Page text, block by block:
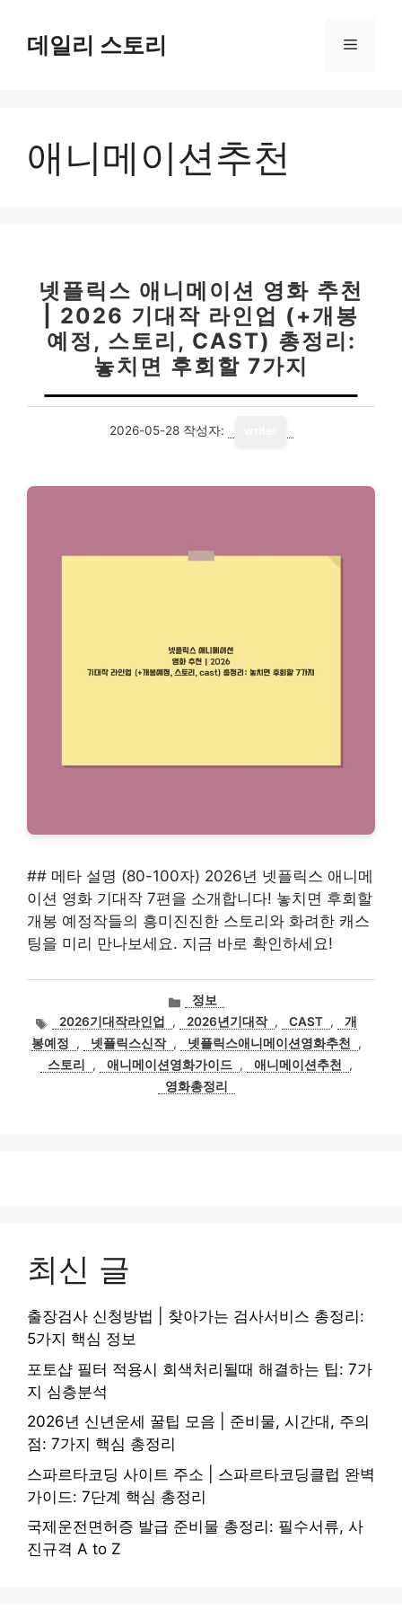
데일리 스토리 메
애니메이션추천
넷플릭스 애니메이션 영화 추천
| 2026 기대작 라인업 (+개봉
예정, 스토리, CAST) 총정리:
놓치면 후회할 7가지
2026-05-28 작성자:
## 메타 설명 (80-100자) 2026년 넷플릭스 애니메
이션 영화 기대작 7편을 소개합니다! 놓치면 후회할
개봉 예정작들의 흥미진진한 스토리와 화려한 캐스
팅을 미리 만나보세요. 지금 바로 확인하세요!
카
테
고
리
정보
태
그
2026기대작라인업 , 2026년기대작 , CAST ,
개
봉예정
, 넷플릭스신작 , 넷플릭스애니메이션영화추천
,
스토리
, 애니메이션영화가이드 , 애니메이션추천
,
영화총정리
최신 글
출장검사 신청방법 | 찾아가는 검사서비스 총정리:
5가지 핵심 정보
포토샵 필터 적용시 회색처리될때 해결하는 팁: 7가
지 심층분석
2026년 신년운세 꿀팁 모음 | 준비물, 시간대, 주의
점: 7가지 핵심 총정리
스파르타코딩 사이트 주소 | 스파르타코딩클럽 완벽
가이드: 7단계 핵심 총정리
국제운전면허증 발급 준비물 총정리: 필수서류, 사
진규격 A to Z